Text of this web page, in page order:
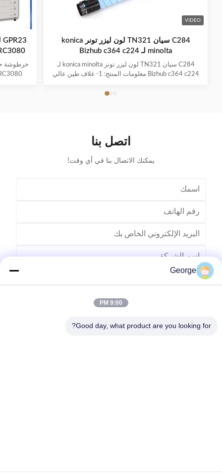
VIDEO
C284 سيان TN321 لون ليزر تونر konica
minolta لـ Bizhub c364 c224
C284 سيان TN321 لون ليزر تونر konica minolta لـ
Bizhub c364 c224 معلومات المنتج: 1- غلاف طين عالي
اتصل بنا
يمكنك الاتصال بنا في أي وقت!
George
9:00 PM
Good day, what product are you looking for?